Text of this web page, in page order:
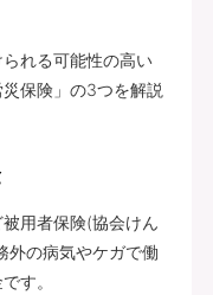
れる可能性の高い
保険」の3つを解説
用者保険(協会けん
外の病気やケガで働
す。